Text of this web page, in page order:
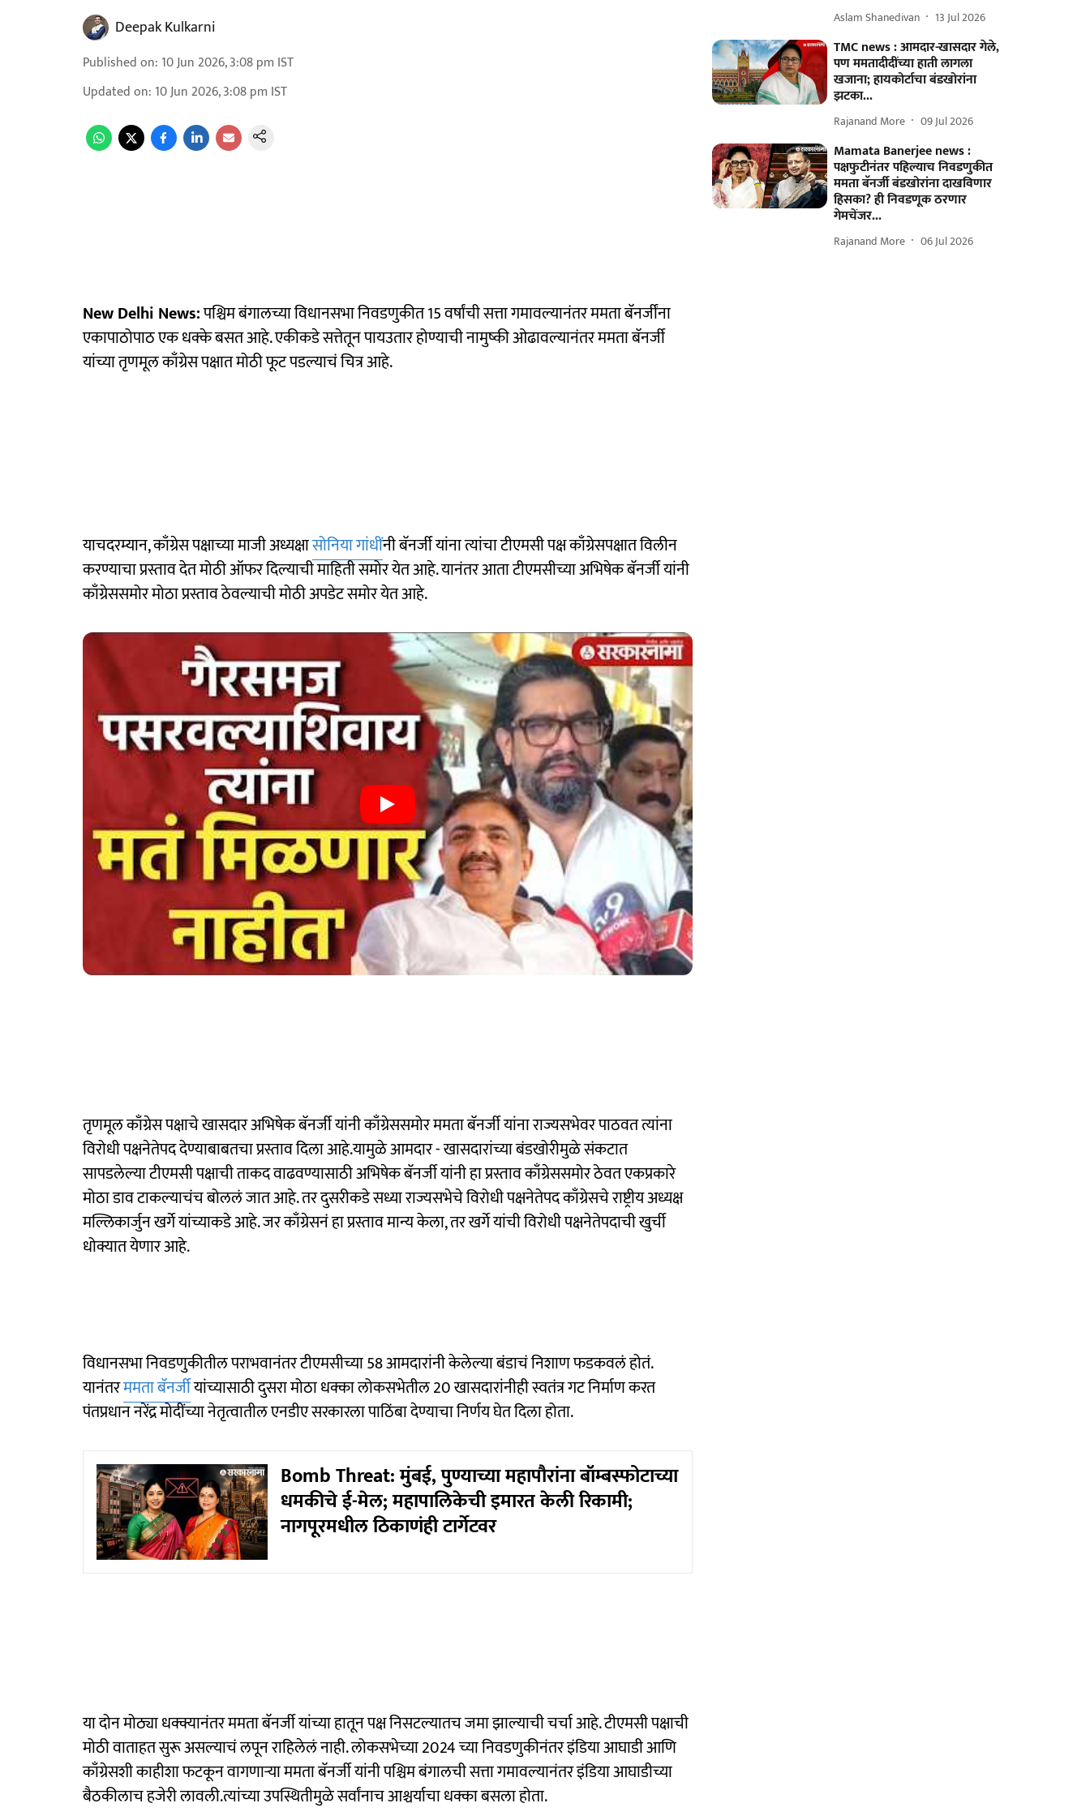
Deepak Kulkarni
Published on: 10 Jun 2026, 3:08 pm IST
Updated on: 10 Jun 2026, 3:08 pm IST
New Delhi News:पश्चिम बंगालच्या विधानसभा निवडणुकीत 15 वर्षांची सत्ता गमावल्यानंतर ममता बॅनर्जींना
एकापाठोपाठ एक धक्के बसत आहे. एकीकडे सत्तेतून पायउतार होण्याची नामुष्की ओढावल्यानंतर ममता बॅनर्जी
यांच्या तृणमूल काँग्रेस पक्षात मोठी फूट पडल्याचं चित्र आहे.
याचदरम्यान, काँग्रेस पक्षाच्या माजी अध्यक्षासोनिया गांधींनी बॅनर्जी यांना त्यांचा टीएमसी पक्ष काँग्रेसपक्षात विलीन
करण्याचा प्रस्ताव देत मोठी ऑफर दिल्याची माहिती समोर येत आहे. यानंतर आता टीएमसीच्या अभिषेक बॅनर्जी यांनी
काँग्रेससमोर मोठा प्रस्ताव ठेवल्याची मोठी अपडेट समोर येत आहे.
तृणमूल काँग्रेस पक्षाचे खासदार अभिषेक बॅनर्जी यांनी काँग्रेससमोर ममता बॅनर्जी यांना राज्यसभेवर पाठवत त्यांना
विरोधी पक्षनेतेपद देण्याबाबतचा प्रस्ताव दिला आहे.यामुळे आमदार - खासदारांच्या बंडखोरीमुळे संकटात
सापडलेल्या टीएमसी पक्षाची ताकद वाढवण्यासाठी अभिषेक बॅनर्जी यांनी हा प्रस्ताव काँग्रेससमोर ठेवत एकप्रकारे
मोठा डाव टाकल्याचंच बोललं जात आहे. तर दुसरीकडे सध्या राज्यसभेचे विरोधी पक्षनेतेपद काँग्रेसचे राष्ट्रीय अध्यक्ष
मल्लिकार्जुन खर्गे यांच्याकडे आहे. जर काँग्रेसनं हा प्रस्ताव मान्य केला, तर खर्गे यांची विरोधी पक्षनेतेपदाची खुर्ची
धोक्यात येणार आहे.
विधानसभा निवडणुकीतील पराभवानंतर टीएमसीच्या 58 आमदारांनी केलेल्या बंडाचं निशाण फडकवलं होतं.
यानंतरममता बॅनर्जीयांच्यासाठी दुसरा मोठा धक्का लोकसभेतील 20 खासदारांनीही स्वतंत्र गट निर्माण करत
पंतप्रधान नरेंद्र मोदींच्या नेतृत्वातील एनडीए सरकारला पाठिंबा देण्याचा निर्णय घेत दिला होता.
Bomb Threat: मुंबई, पुण्याच्या महापौरांना बॉम्बस्फोटाच्या
धमकीचे ई-मेल; महापालिकेची इमारत केली रिकामी;
नागपूरमधील ठिकाणंही टार्गेटवर
या दोन मोठ्या धक्क्यानंतर ममता बॅनर्जी यांच्या हातून पक्ष निसटल्यातच जमा झाल्याची चर्चा आहे. टीएमसी पक्षाची
मोठी वाताहत सुरू असल्याचं लपून राहिलेलं नाही. लोकसभेच्या 2024 च्या निवडणुकीनंतर इंडिया आघाडी आणि
काँग्रेसशी काहीशा फटकून वागणाऱ्या ममता बॅनर्जी यांनी पश्चिम बंगालची सत्ता गमावल्यानंतर इंडिया आघाडीच्या
बैठकीलाच हजेरी लावली.त्यांच्या उपस्थितीमुळे सर्वांनाच आश्चर्याचा धक्का बसला होता.
Aslam Shanedivan 13 Jul 2026
TMC news : आमदार-खासदार गेले,
पण ममतादीदींच्या हाती लागला
खजाना; हायकोर्टाचा बंडखोरांना
झटका...
Rajanand More 09 Jul 2026
Mamata Banerjee news :
पक्षफुटीनंतर पहिल्याच निवडणुकीत
ममता बॅनर्जी बंडखोरांना दाखविणार
हिसका? ही निवडणूक ठरणार
गेमचेंजर...
Rajanand More 06 Jul 2026